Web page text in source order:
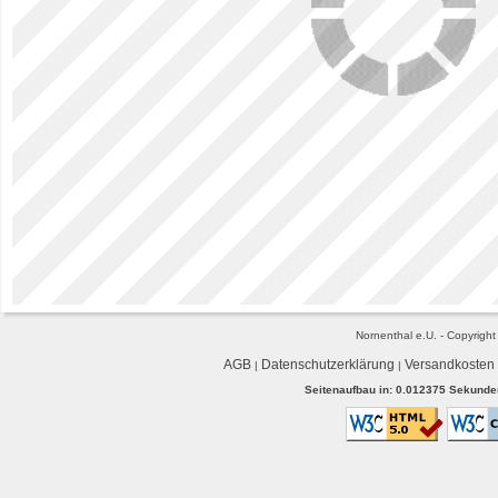
Nornenthal e.U. -
AGB| Datenschutzerklärung | Versandkosten
Seitenaufbau in: 0.012375